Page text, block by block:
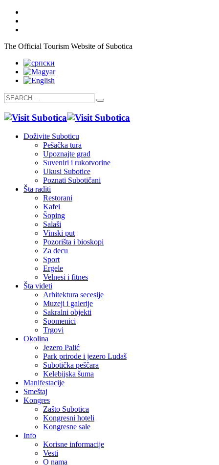
The Official Tourism Website of Subotica
Doživite Suboticu
Pešačka tura
Upoznajte grad
Suveniri i rukotvorine
Ukusi Subotice
Poznati Subotičani
Šta raditi
Restorani
Kafei
Šoping
Salaši
Vinski put
Pozorišta i bioskopi
Za decu
Sport
Ergele
Velnesi i fitnes
Šta videti
Arhitektura secesije
Muzeji i galerije
Sakralni objekti
Spomenici
Trgovi
Okolina
Jezero Palić
Park prirode i jezero Ludaš
Subotička peščara
Kelebijska šuma
Manifestacije
Smeštaj
Kongres
Zašto Subotica
Kongresni hoteli
Kongresne sale
Info
Korisne informacije
Vesti
O nama